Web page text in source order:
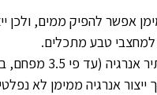
אפשר להפיק ממים, ולכן
למחצבי טבע מתכלים.
(עד פי 3.5 מפחם, בנזין, גז וכדומה).
ייצור אנרגיה ממימן לא